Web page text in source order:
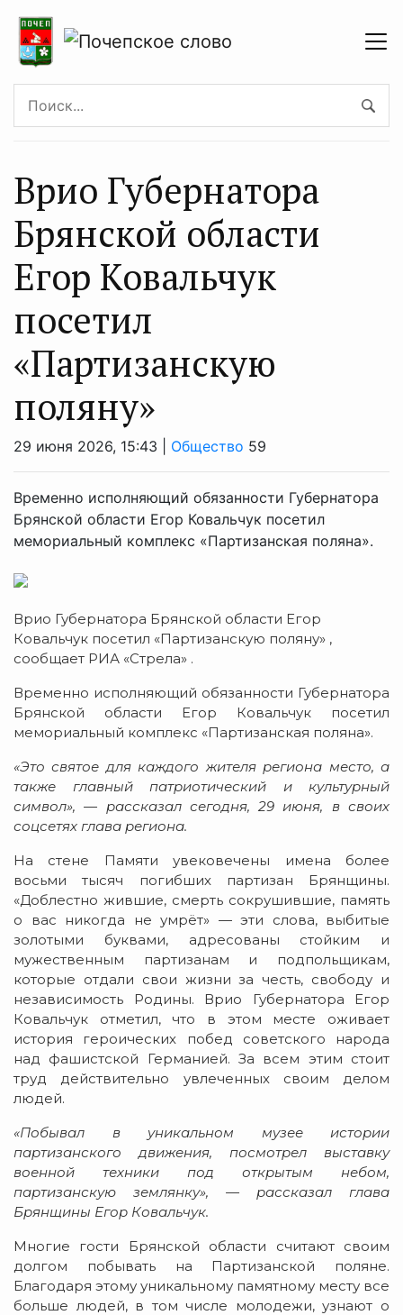
Врио Губернатора
Брянской области
Егор Ковальчук
посетил
«Партизанскую
поляну»
29 июня 2026, 15:43 | Общество 59
Временно исполняющий обязанности Губернатора
Брянской области Егор Ковальчук посетил
мемориальный комплекс «Партизанская поляна».
Врио Губернатора Брянской области Егор
Ковальчук посетил «Партизанскую поляну» ,
сообщает РИА «Стрела» .
Временно исполняющий обязанности Губернатора
Брянской области Егор Ковальчук посетил
мемориальный комплекс «Партизанская поляна».
«Это святое для каждого жителя региона место, а
также главный патриотический и культурный
символ», — рассказал сегодня, 29 июня, в своих
соцсетях глава региона.
На стене Памяти увековечены имена более
восьми тысяч погибших партизан Брянщины.
«Доблестно жившие, смерть сокрушившие, память
о вас никогда не умрёт» — эти слова, выбитые
золотыми буквами, адресованы стойким и
мужественным партизанам и подпольщикам,
которые отдали свои жизни за честь, свободу и
независимость Родины. Врио Губернатора Егор
Ковальчук отметил, что в этом месте оживает
история героических побед советского народа
над фашистской Германией. За всем этим стоит
труд действительно увлеченных своим делом
людей.
«Побывал в уникальном музее истории
партизанского движения, посмотрел выставку
военной техники под открытым небом,
партизанскую землянку», — рассказал глава
Брянщины Егор Ковальчук.
Многие гости Брянской области считают своим
долгом побывать на Партизанской поляне.
Благодаря этому уникальному памятному месту все
больше людей, в том числе молодежи, узнают о